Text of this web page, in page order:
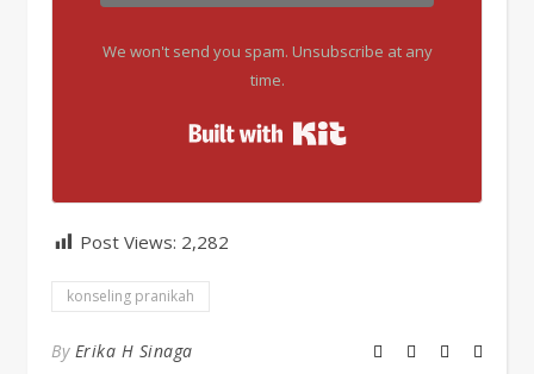
We won't send you spam. Unsubscribe at any
time.
Post Views: 2,282
konseling pranikah
By Erika H Sinaga